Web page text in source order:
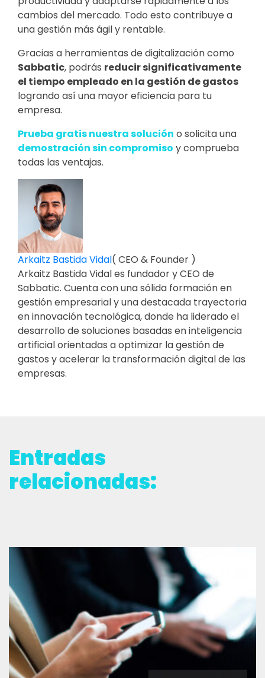
cambios del mercado. Todo esto contribuye a
una gestión más ágil y rentable.
Gracias a herramientas de digitalización como
Sabbatic, podrás reducir significativamente
el tiempo empleado en la gestión de gastos
logrando así una mayor eficiencia para tu
empresa.
Prueba gratis nuestra solución o solicita una
demostración sin compromiso y comprueba
todas las ventajas.
Arkaitz Bastida Vidal( CEO & Founder )
Arkaitz Bastida Vidal es fundador y CEO de
Sabbatic. Cuenta con una sólida formación en
gestión empresarial y una destacada trayectoria
en innovación tecnológica, donde ha liderado el
desarrollo de soluciones basadas en inteligencia
artificial orientadas a optimizar la gestión de
gastos y acelerar la transformación digital de las
empresas.
Entradas
relacionadas: